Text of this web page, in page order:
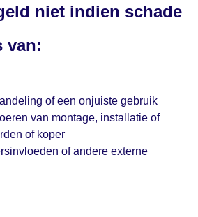
niet indien schade
van:
of een onjuiste gebruik
van montage, installatie of
of koper
of andere externe